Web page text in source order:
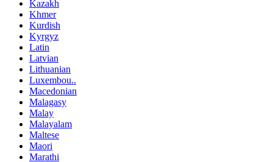
Kazakh
Khmer
Kurdish
Kyrgyz
Latin
Latvian
Lithuanian
Luxembou..
Macedonian
Malagasy
Malay
Malayalam
Maltese
Maori
Marathi